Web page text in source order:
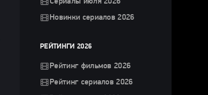
Новинки сериалов 2026
РЕЙТИНГИ 2026
Рейтинг фильмов 2026
Рейтинг сериалов 2026